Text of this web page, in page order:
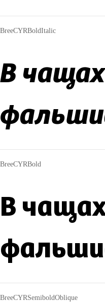
BreeCYRBoldItalic
В
BreeCYRBold
В
BreeCYRSemiboldOblique